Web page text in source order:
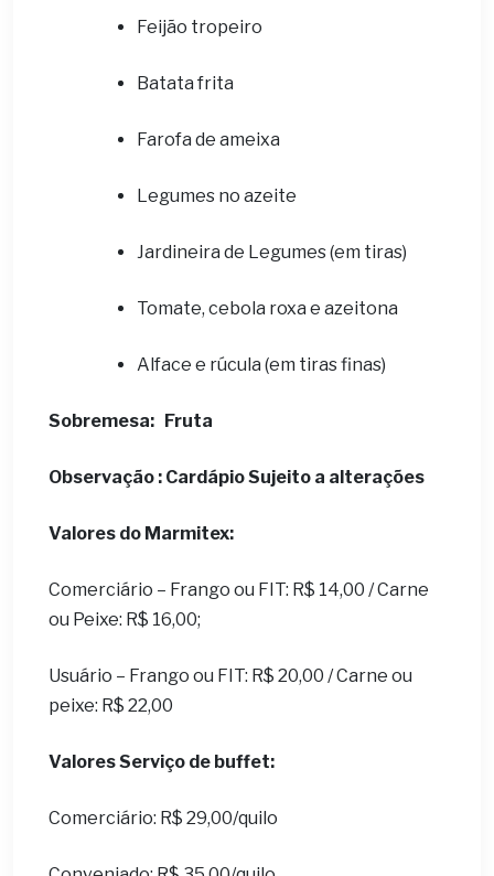
Feijão tropeiro
Batata frita
Farofa de ameixa
Legumes no azeite
Jardineira de Legumes (em tiras)
Tomate, cebola roxa e azeitona
Alface e rúcula (em tiras finas)
Sobremesa: Fruta
Observação : Cardápio Sujeito a alterações
Valores do Marmitex:
Comerciário – Frango ou FIT: R$ 14,00 / Carne
ou Peixe: R$ 16,00;
Usuário – Frango ou FIT: R$ 20,00 / Carne ou
peixe: R$ 22,00
Valores Serviço de buffet:
Comerciário: R$ 29,00/quilo